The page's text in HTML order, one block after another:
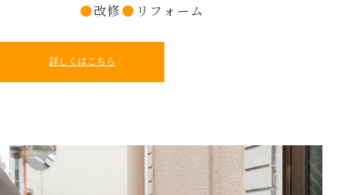
●改修● リフォーム
詳しくはこちら